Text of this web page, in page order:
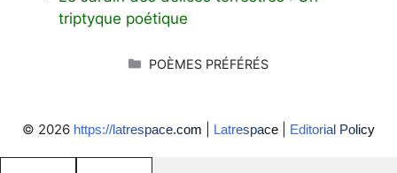
triptyque poétique
CATÉGORIES
POÈMES PRÉFÉRÉS
© 2026 https://latrespace.com Latrespace Editorial Policy